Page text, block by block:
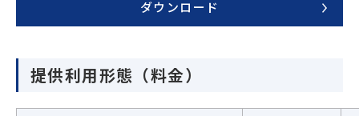
ダウンロード
提供利用形態（料金）